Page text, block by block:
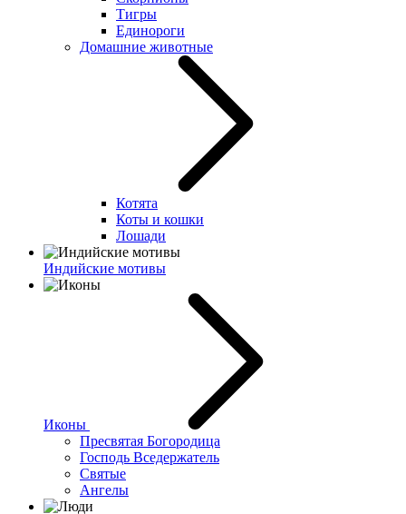
Тигры
Единороги
Домашние животные
Котята
Коты и кошки
Лошади
Индийские мотивы
Иконы
Пресвятая Богородица
Господь Вседержатель
Святые
Ангелы